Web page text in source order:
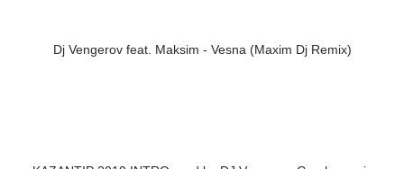
Dj Vengerov feat. Maksim - Vesna (Maxim Dj Remix)